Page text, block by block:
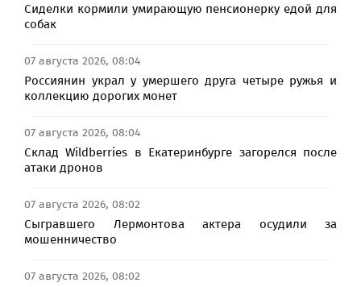
Сиделки кормили умирающую пенсионерку едой для
собак
07 августа 2026, 08:04
Россиянин украл у умершего друга четыре ружья и
коллекцию дорогих монет
07 августа 2026, 08:04
Склад Wildberries в Екатеринбурге загорелся после
атаки дронов
07 августа 2026, 08:02
Сыгравшего Лермонтова актера осудили за
мошенничество
07 августа 2026, 08:02